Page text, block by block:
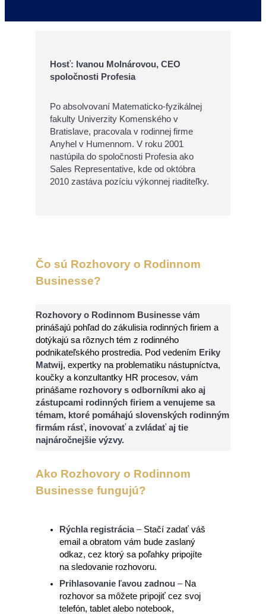
Hosť: Ivanou Molnárovou, CEO
spoločnosti Profesia
Po absolvovaní Matematicko-fyzikálnej
fakulty Univerzity Komenského v
Bratislave, pracovala v rodinnej firme
Anyhel v Humennom. V roku 2001
nastúpila do spoločnosti Profesia ako
Sales Representative, kde od októbra
2010 zastáva pozíciu výkonnej riaditeľky.
Čo sú Rozhovory o Rodinnom
Businesse?
Rozhovory o Rodinnom Businessevám
prinášajú pohľad do zákulisia rodinných firiem a
dotýkajú sa rôznych tém z rodinného
podnikateľského prostredia. Pod vedením Eriky
Matwij, expertky na problematiku nástupníctva,
koučky a konzultantky HR procesov, vám
prinášame rozhovory s odborníkmi ako aj
zástupcami rodinných firiem a venujeme sa
témam, ktoré pomáhajú slovenských rodinným
firmám rásť, inovovať a zvládať aj tie
najnáročnejšie výzvy.
Ako Rozhovory o Rodinnom
Businesse fungujú?
Rýchla registrácia–Stačí zadať váš
email a obratom vám bude zaslaný
odkaz, cez ktorý sa poľahky pripojíte
na sledovanie rozhovoru.
Prihlasovanie ľavou zadnou –Na
rozhovor sa môžete pripojiť cez svoj
telefón, tablet alebo notebook,